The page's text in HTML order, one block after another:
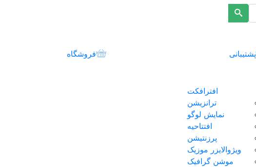
پشتیبانی فروشگاه
افترافکت
ترانزیشن
نمایش لوگو
افتتاحیه
پرزنتیشن
ویژوالایزر موزیک
موشن گرافیک